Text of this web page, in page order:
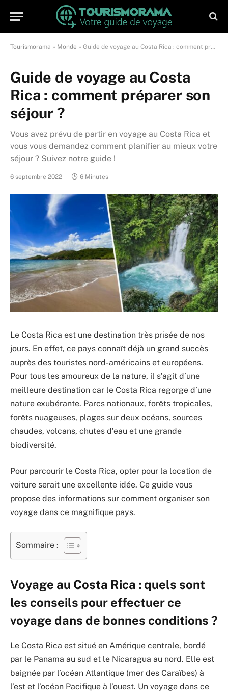
Tourismorama » Monde » Guide de voyage au Costa Rica : comment préparer son séjour ?
Guide de voyage au Costa
Rica : comment préparer son
séjour ?
Vous avez prévu de partir en voyage au Costa Rica et
vous vous demandez comment planifier au mieux votre
séjour ? Suivez notre guide !
6 septembre 2022 6 Minutes
Le Costa Rica est une destination très prisée de nos
jours. En effet, ce pays connaît déjà un grand succès
auprès des touristes nord-américains et européens.
Pour tous les amoureux de la nature, il s’agit d’une
meilleure destination car le Costa Rica regorge d’une
nature exubérante. Parcs nationaux, forêts tropicales,
forêts nuageuses, plages sur deux océans, sources
chaudes, volcans, chutes d’eau et une grande
biodiversité.
Pour parcourir le Costa Rica, opter pour la location de
voiture serait une excellente idée. Ce guide vous
propose des informations sur comment organiser son
voyage dans ce magnifique pays.
Sommaire :
Voyage au Costa Rica : quels sont
les conseils pour effectuer ce
voyage dans de bonnes conditions ?
Le Costa Rica est situé en Amérique centrale, bordé
par le Panama au sud et le Nicaragua au nord. Elle est
baignée par l’océan Atlantique (mer des Caraïbes) à
l’est et l’océan Pacifique à l’ouest. Un voyage dans ce